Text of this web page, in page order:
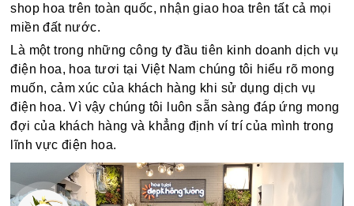
shop hoa trên toàn quốc, nhận giao hoa trên tất cả mọi
miền đất nước.
Là một trong những công ty đầu tiên kinh doanh dịch vụ
điện hoa, hoa tươi tại Việt Nam chúng tôi hiểu rõ mong
muốn, cảm xúc của khách hàng khi sử dụng dịch vụ
điện hoa. Vì vậy chúng tôi luôn sẵn sàng đáp ứng mong
đợi của khách hàng và khẳng định ví trí của mình trong
lĩnh vực điện hoa.